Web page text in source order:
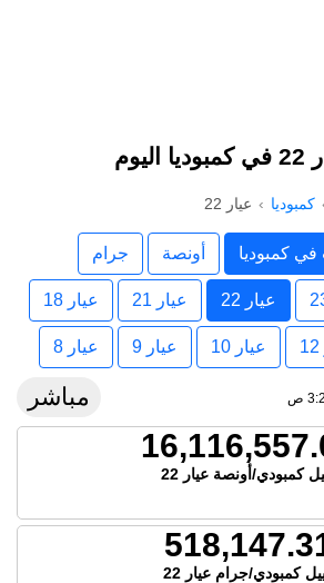
كمبوديا عيار 22
كمبوديا أونصة جرام
عيار 22 عيار 21 عيار 18
عيار 10 عيار 9 عيار 8
مباشر
كمبودي/أونصة عيار 22
كمبودي/جرام عيار 22